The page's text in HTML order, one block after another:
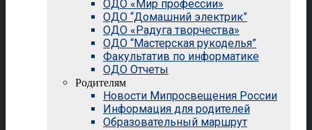
ОДО «Мир профессии»
ОДО “Домашний электрик”
ОДО «Радуга творчества»
ОДО “Мастерская рукоделья”
Факультатив по информатике
ОДО Отчеты
Родителям
Новости Мипросвещения России
Информация для родителей
Образовательный маршрут